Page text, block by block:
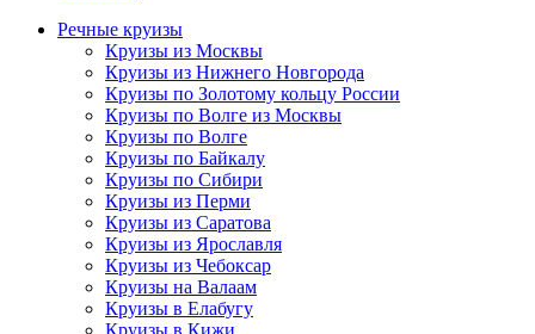
Речные круизы
Круизы из Москвы
Круизы из Нижнего Новгорода
Круизы по Золотому кольцу России
Круизы по Волге из Москвы
Круизы по Волге
Круизы по Байкалу
Круизы по Сибири
Круизы из Перми
Круизы из Саратова
Круизы из Ярославля
Круизы из Чебоксар
Круизы на Валаам
Круизы в Елабугу
Круизы в Кижи